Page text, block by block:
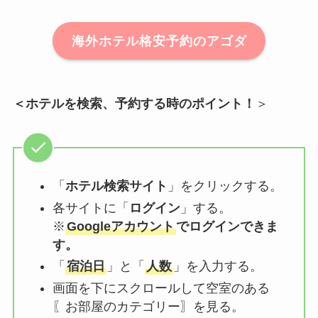
海外ホテル格安予約のアゴダ
＜ホテルを検索、予約する時のポイント！ ＞
「 ホテル検索サイト 」をクリックする。
各サイトに「 ログイン」する。
※Googleアカウントでログインできま
す。
「 宿泊日」と「 人数」を入力する。
画面を下にスクロールして空室のある
〖お部屋のカテゴリー〗を見る。